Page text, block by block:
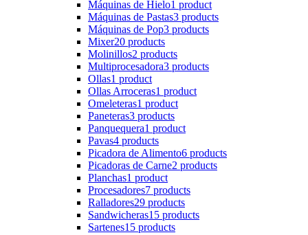
Máquinas de Hielo1 product
Máquinas de Pastas3 products
Máquinas de Pop3 products
Mixer20 products
Molinillos2 products
Multiprocesadora3 products
Ollas1 product
Ollas Arroceras1 product
Omeleteras1 product
Paneteras3 products
Panquequera1 product
Pavas4 products
Picadora de Alimento6 products
Picadoras de Carne2 products
Planchas1 product
Procesadores7 products
Ralladores29 products
Sandwicheras15 products
Sartenes15 products